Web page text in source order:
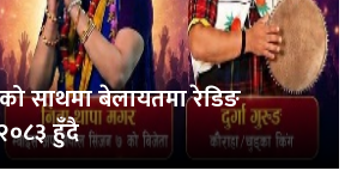
साथमा बेलायतमा रेडिङ
हुँदै